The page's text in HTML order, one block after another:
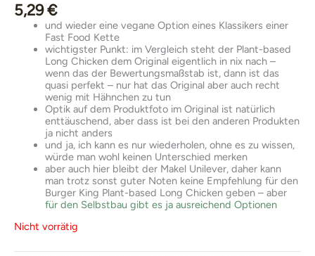
5,29€
und wieder eine vegane Option eines Klassikers einer
Fast Food Kette
wichtigster Punkt: im Vergleich steht der Plant-based
Long Chicken dem Original eigentlich in nix nach –
wenn das der Bewertungsmaßstab ist, dann ist das
quasi perfekt – nur hat das Original aber auch recht
wenig mit Hähnchen zu tun
Optik auf dem Produktfoto im Original ist natürlich
enttäuschend, aber dass ist bei den anderen Produkten
ja nicht anders
und ja, ich kann es nur wiederholen, ohne es zu wissen,
würde man wohl keinen Unterschied merken
aber auch hier bleibt der Makel Unilever, daher kann
man trotz sonst guter Noten keine Empfehlung für den
Burger King Plant-based Long Chicken geben – aber
für den Selbstbau gibt es ja ausreichend Optionen
Nicht vorrätig